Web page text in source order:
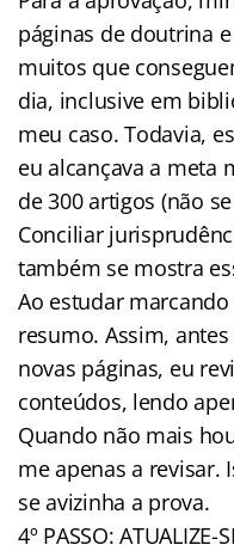
páginas de doutrina
muitos que
dia, inclusive em
meu caso. Todavia,
eu alcançava a meta
de 300 artigos (não
Conciliar
também se mostra
Ao estudar
resumo. Assim,
novas páginas, eu
conteúdos, lendo
Quando não mais
me apenas a revisar.
se avizinha a prova.
4º PASSO: ATUALIZE-